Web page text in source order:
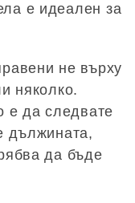
е идеален за
не върху
няколко.
е да следвате
дължината,
да бъде